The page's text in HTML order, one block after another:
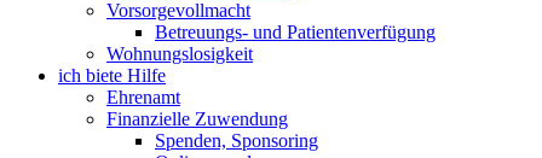
Vorsorgevollmacht
Betreuungs- und Patientenverfügung
Wohnungslosigkeit
ich biete Hilfe
Ehrenamt
Finanzielle Zuwendung
Spenden, Sponsoring